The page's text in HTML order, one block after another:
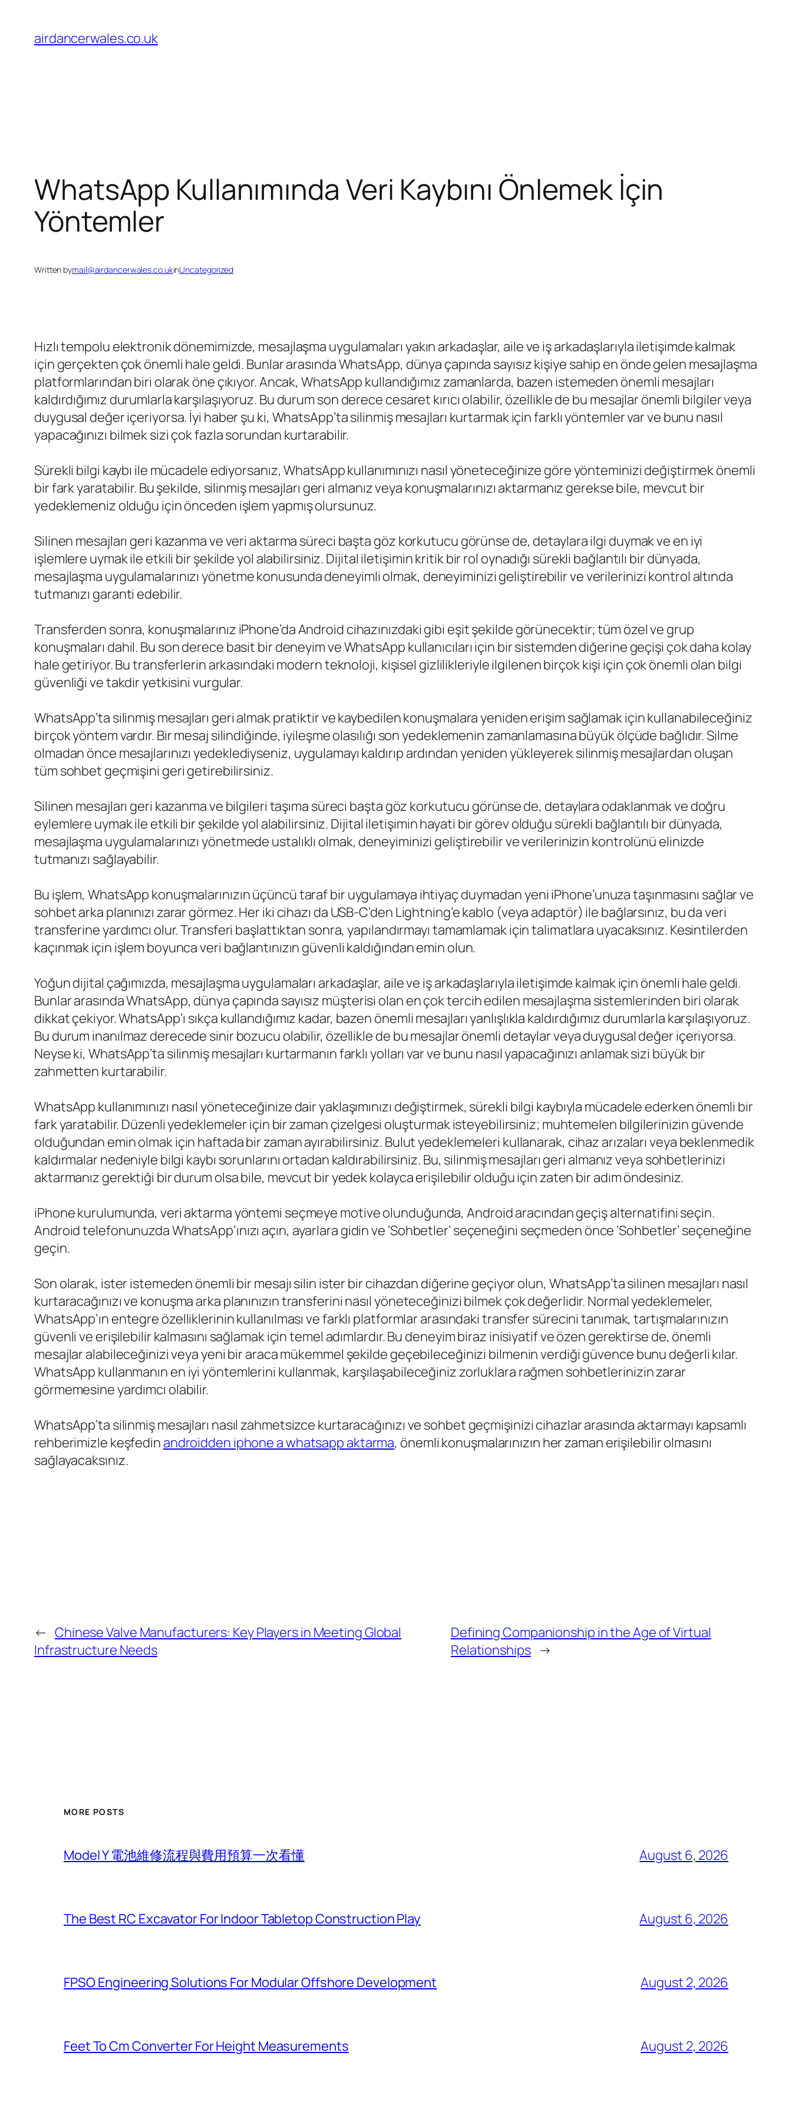
content
airdancerwales.co.uk
WhatsApp Kullanımında Veri Kaybını Önlemek İçin
Yöntemler
Written bymail@airdancerwales.co.ukinUncategorized
Hızlı tempolu elektronik dönemimizde, mesajlaşma uygulamaları yakın arkadaşlar, aile ve iş arkadaşlarıyla iletişimde kalmak
için gerçekten çok önemli hale geldi. Bunlar arasında WhatsApp, dünya çapında sayısız kişiye sahip en önde gelen mesajlaşma
platformlarından biri olarak öne çıkıyor. Ancak, WhatsApp kullandığımız zamanlarda, bazen istemeden önemli mesajları
kaldırdığımız durumlarla karşılaşıyoruz. Bu durum son derece cesaret kırıcı olabilir, özellikle de bu mesajlar önemli bilgiler veya
duygusal değer içeriyorsa. İyi haber şu ki, WhatsApp’ta silinmiş mesajları kurtarmak için farklı yöntemler var ve bunu nasıl
yapacağınızı bilmek sizi çok fazla sorundan kurtarabilir.
Sürekli bilgi kaybı ile mücadele ediyorsanız, WhatsApp kullanımınızı nasıl yöneteceğinize göre yönteminizi değiştirmek önemli
bir fark yaratabilir. Bu şekilde, silinmiş mesajları geri almanız veya konuşmalarınızı aktarmanız gerekse bile, mevcut bir
yedeklemeniz olduğu için önceden işlem yapmış olursunuz.
Silinen mesajları geri kazanma ve veri aktarma süreci başta göz korkutucu görünse de, detaylara ilgi duymak ve en iyi
işlemlere uymak ile etkili bir şekilde yol alabilirsiniz. Dijital iletişimin kritik bir rol oynadığı sürekli bağlantılı bir dünyada,
mesajlaşma uygulamalarınızı yönetme konusunda deneyimli olmak, deneyiminizi geliştirebilir ve verilerinizi kontrol altında
tutmanızı garanti edebilir.
Transferden sonra, konuşmalarınız iPhone’da Android cihazınızdaki gibi eşit şekilde görünecektir; tüm özel ve grup
konuşmaları dahil. Bu son derece basit bir deneyim ve WhatsApp kullanıcıları için bir sistemden diğerine geçişi çok daha kolay
hale getiriyor. Bu transferlerin arkasındaki modern teknoloji, kişisel gizlilikleriyle ilgilenen birçok kişi için çok önemli olan bilgi
güvenliği ve takdir yetkisini vurgular.
WhatsApp’ta silinmiş mesajları geri almak pratiktir ve kaybedilen konuşmalara yeniden erişim sağlamak için kullanabileceğiniz
birçok yöntem vardır. Bir mesaj silindiğinde, iyileşme olasılığı son yedeklemenin zamanlamasına büyük ölçüde bağlıdır. Silme
olmadan önce mesajlarınızı yedeklediyseniz, uygulamayı kaldırıp ardından yeniden yükleyerek silinmiş mesajlardan oluşan
tüm sohbet geçmişini geri getirebilirsiniz.
Silinen mesajları geri kazanma ve bilgileri taşıma süreci başta göz korkutucu görünse de, detaylara odaklanmak ve doğru
eylemlere uymak ile etkili bir şekilde yol alabilirsiniz. Dijital iletişimin hayati bir görev olduğu sürekli bağlantılı bir dünyada,
mesajlaşma uygulamalarınızı yönetmede ustalıklı olmak, deneyiminizi geliştirebilir ve verilerinizin kontrolünü elinizde
tutmanızı sağlayabilir.
Bu işlem, WhatsApp konuşmalarınızın üçüncü taraf bir uygulamaya ihtiyaç duymadan yeni iPhone’unuza taşınmasını sağlar ve
sohbet arka planınızı zarar görmez. Her iki cihazı da USB-C’den Lightning’e kablo (veya adaptör) ile bağlarsınız, bu da veri
transferine yardımcı olur. Transferi başlattıktan sonra, yapılandırmayı tamamlamak için talimatlara uyacaksınız. Kesintilerden
kaçınmak için işlem boyunca veri bağlantınızın güvenli kaldığından emin olun.
Yoğun dijital çağımızda, mesajlaşma uygulamaları arkadaşlar, aile ve iş arkadaşlarıyla iletişimde kalmak için önemli hale geldi.
Bunlar arasında WhatsApp, dünya çapında sayısız müşterisi olan en çok tercih edilen mesajlaşma sistemlerinden biri olarak
dikkat çekiyor. WhatsApp’ı sıkça kullandığımız kadar, bazen önemli mesajları yanlışlıkla kaldırdığımız durumlarla karşılaşıyoruz.
Bu durum inanılmaz derecede sinir bozucu olabilir, özellikle de bu mesajlar önemli detaylar veya duygusal değer içeriyorsa.
Neyse ki, WhatsApp’ta silinmiş mesajları kurtarmanın farklı yolları var ve bunu nasıl yapacağınızı anlamak sizi büyük bir
zahmetten kurtarabilir.
WhatsApp kullanımınızı nasıl yöneteceğinize dair yaklaşımınızı değiştirmek, sürekli bilgi kaybıyla mücadele ederken önemli bir
fark yaratabilir. Düzenli yedeklemeler için bir zaman çizelgesi oluşturmak isteyebilirsiniz; muhtemelen bilgilerinizin güvende
olduğundan emin olmak için haftada bir zaman ayırabilirsiniz. Bulut yedeklemeleri kullanarak, cihaz arızaları veya beklenmedik
kaldırmalar nedeniyle bilgi kaybı sorunlarını ortadan kaldırabilirsiniz. Bu, silinmiş mesajları geri almanız veya sohbetlerinizi
aktarmanız gerektiği bir durum olsa bile, mevcut bir yedek kolayca erişilebilir olduğu için zaten bir adım öndesiniz.
iPhone kurulumunda, veri aktarma yöntemi seçmeye motive olunduğunda, Android aracından geçiş alternatifini seçin.
Android telefonunuzda WhatsApp’ınızı açın, ayarlara gidin ve ‘Sohbetler’ seçeneğini seçmeden önce ‘Sohbetler’ seçeneğine
geçin.
Son olarak, ister istemeden önemli bir mesajı silin ister bir cihazdan diğerine geçiyor olun, WhatsApp’ta silinen mesajları nasıl
kurtaracağınızı ve konuşma arka planınızın transferini nasıl yöneteceğinizi bilmek çok değerlidir. Normal yedeklemeler,
WhatsApp’ın entegre özelliklerinin kullanılması ve farklı platformlar arasındaki transfer sürecini tanımak, tartışmalarınızın
güvenli ve erişilebilir kalmasını sağlamak için temel adımlardır. Bu deneyim biraz inisiyatif ve özen gerektirse de, önemli
mesajlar alabileceğinizi veya yeni bir araca mükemmel şekilde geçebileceğinizi bilmenin verdiği güvence bunu değerli kılar.
WhatsApp kullanmanın en iyi yöntemlerini kullanmak, karşılaşabileceğiniz zorluklara rağmen sohbetlerinizin zarar
görmemesine yardımcı olabilir.
WhatsApp’ta silinmiş mesajları nasıl zahmetsizce kurtaracağınızı ve sohbet geçmişinizi cihazlar arasında aktarmayı kapsamlı
rehberimizle keşfedin androidden iphone a whatsapp aktarma, önemli konuşmalarınızın her zaman erişilebilir olmasını
sağlayacaksınız.
← Chinese Valve Manufacturers: Key Players in Meeting Global
Infrastructure Needs
Defining Companionship in the Age of Virtual
Relationships →
MORE POSTS
Model Y 電池維修流程與費用預算一次看懂 August 6, 2026
The Best RC Excavator For Indoor Tabletop Construction Play August 6, 2026
FPSO Engineering Solutions For Modular Offshore Development August 2, 2026
Feet To Cm Converter For Height Measurements August 2, 2026